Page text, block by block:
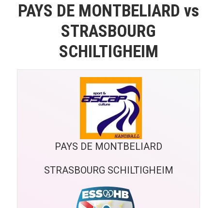
PAYS DE MONTBELIARD vs
STRASBOURG
SCHILTIGHEIM
PAYS DE MONTBELIARD
STRASBOURG SCHILTIGHEIM